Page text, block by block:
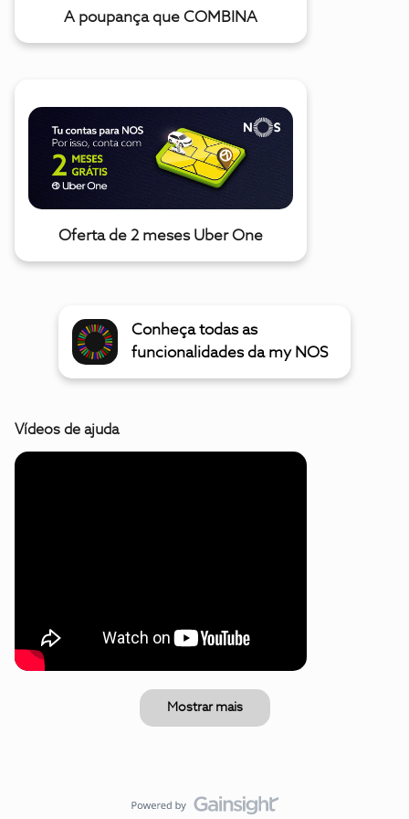
A poupança que COMBINA
Oferta de 2 meses Uber One
Conheça todas as
funcionalidades da my NOS
Vídeos de ajuda
Mostrar mais